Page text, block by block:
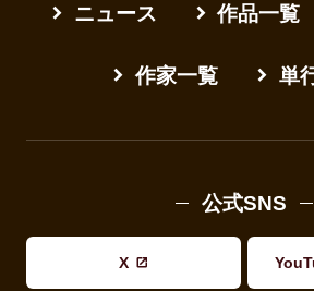
ニュース 作品一覧
作家一覧 単
公式SNS
X